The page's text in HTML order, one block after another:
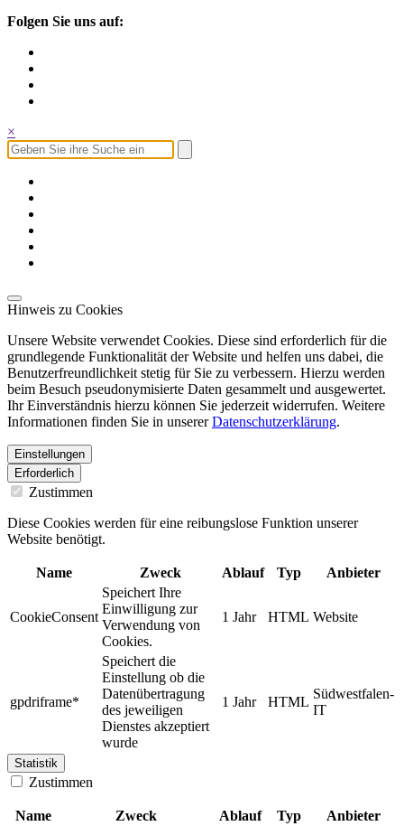
Folgen Sie uns auf:
×
Hinweis zu Cookies
Unsere Website verwendet Cookies. Diese sind erforderlich für die
grundlegende Funktionalität der Website und helfen uns dabei, die
Benutzerfreundlichkeit stetig für Sie zu verbessern. Hierzu werden
beim Besuch pseudonymisierte Daten gesammelt und ausgewertet.
Ihr Einverständnis hierzu können Sie jederzeit widerrufen. Weitere
Informationen finden Sie in unsererDatenschutzerklärung.
Einstellungen
Erforderlich
Zustimmen
Diese Cookies werden für eine reibungslose Funktion unserer
Website benötigt.
Name Zweck Ablauf Typ Anbieter
CookieConsent
Speichert Ihre
Einwilligung zur
Verwendung von
Cookies.
1 Jahr HTML Website
gpdriframe*
Speichert die
Einstellung ob die
Datenübertragung
des jeweiligen
Dienstes akzeptiert
wurde
1 Jahr HTML
Südwestfalen-
IT
Statistik
Zustimmen
Name Zweck Ablauf Typ Anbieter